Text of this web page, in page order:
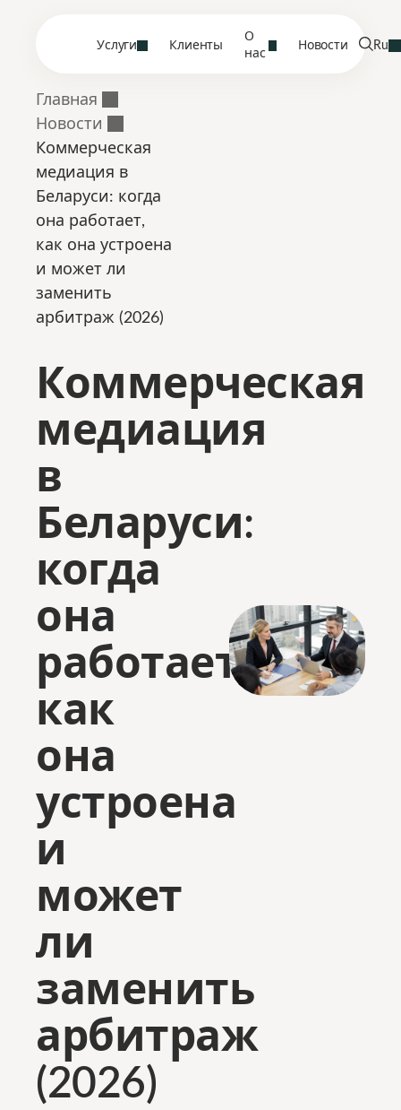
Услуги Клиенты
О
нас
Новости Ru
Главная
Новости
Коммерческая
медиация в
Беларуси: когда
она работает,
как она устроена
и может ли
заменить
арбитраж (2026)
Коммерческая
медиация
в
Беларуси:
когда
она
работает,
как
она
устроена
и
может
ли
заменить
арбитраж
(2026)